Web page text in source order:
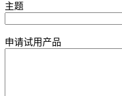
主题
申请试用产品